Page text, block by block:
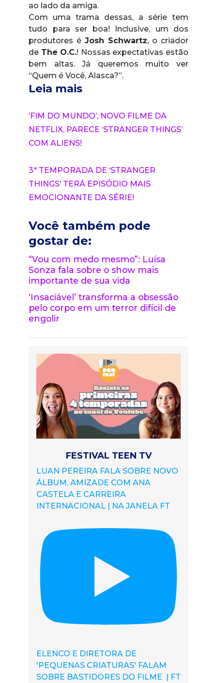
ao lado da amiga.
Com uma trama dessas, a série tem
tudo para ser boa! Inclusive, um dos
produtores é Josh Schwartz, o criador
de The O.C.! Nossas expectativas estão
bem altas. Já queremos muito ver
“Quem é Você, Alasca?”.
Leia mais
‘FIM DO MUNDO’, NOVO FILME DA
NETFLIX, PARECE ‘STRANGER THINGS’
COM ALIENS!
3ª TEMPORADA DE ‘STRANGER
THINGS’ TERÁ EPISÓDIO MAIS
EMOCIONANTE DA SÉRIE!
Você também pode
gostar de:
“Vou com medo mesmo”: Luísa
Sonza fala sobre o show mais
importante de sua vida
‘Insaciável’ transforma a obsessão
pelo corpo em um terror difícil de
engolir
FESTIVAL TEEN TV
LUAN PEREIRA FALA SOBRE NOVO
ÁLBUM, AMIZADE COM ANA
CASTELA E CARREIRA
INTERNACIONAL | NA JANELA FT
ELENCO E DIRETORA DE
'PEQUENAS CRIATURAS' FALAM
SOBRE BASTIDORES DO FILME | FT